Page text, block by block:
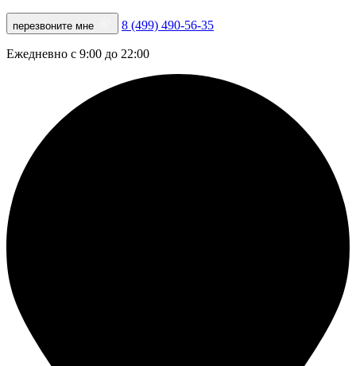
перезвоните мне 8 (499) 490-56-35
Ежедневно с 9:00 до 22:00